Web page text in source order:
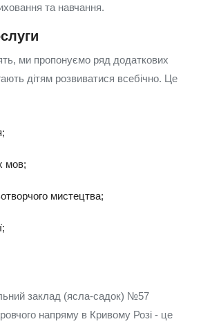
та навчання.
ми пропонуємо ряд додаткових
дітям розвиватися всебічно. Це
мов;
мистецтва;
заклад (ясла-садок) №57
напряму в Кривому Розі - це